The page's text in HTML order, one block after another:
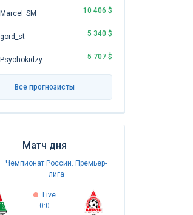
Marcel_SM 10 406 $
gord_st 5 340 $
Psychokidzy 5 707 $
Все прогнозисты
Матч дня
Чемпионат России. Премьер-
лига
Live
0:0